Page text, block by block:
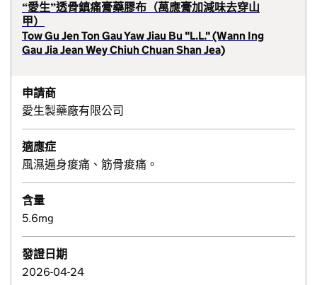
“愛生”透骨鎮痛膏藥膠布（萬應膏加減味去穿山
甲）
Tow Gu Jen Ton Gau Yaw Jiau Bu "L.L." (Wann Ing
Gau Jia Jean Wey Chiuh Chuan Shan Jea)
申請商
愛生製藥廠有限公司
適應症
風濕遍身痠痛、筋骨痠痛。
含量
5.6mg
發證日期
2026-04-24